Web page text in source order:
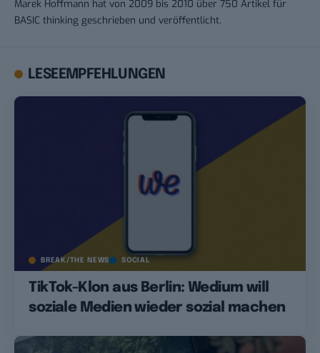
Marek Hoffmann hat von 2009 bis 2010 über 750 Artikel für
BASIC thinking geschrieben und veröffentlicht.
LESEEMPFEHLUNGEN
BREAK/THE NEWS SOCIAL
TikTok-Klon aus Berlin: Wedium will
soziale Medien wieder sozial machen